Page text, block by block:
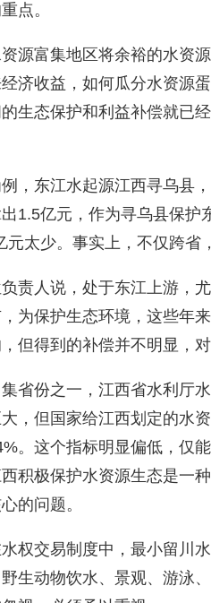
点。
源富集地区将余裕的水资
济收益，如何瓜分水资源
生态保护和利益补偿就已
，东江水起源江西寻乌县
1.5亿元，作为寻乌县保护
太少。事实上，不仅跨省
责人说，处于东江上游，
为保护生态环境，这些年
但得到的补偿并不明显，
省份之一，江西省水利厅
，但国家给江西划定的水
。这个指标明显偏低，仅
积极保护水资源生态是一
的问题。
权交易制度中，最小留川
生动物饮水、景观、游泳